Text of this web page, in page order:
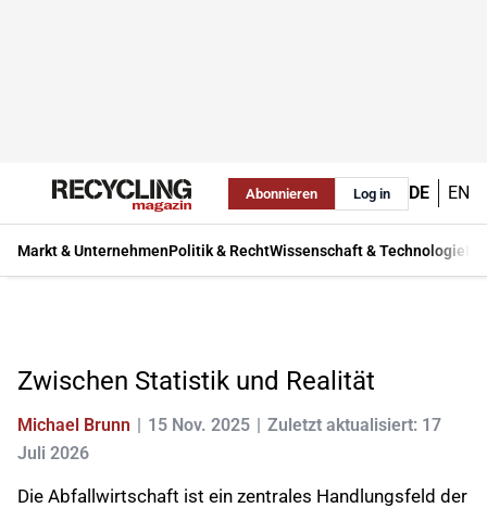
Abonnieren Log in DE EN
Markt & UnternehmenPolitik & RechtWissenschaft & Technologie
Zwischen Statistik und Realität
Michael Brunn 15 Nov. 2025
Zuletzt aktualisiert: 17
Juli 2026
Die Abfallwirtschaft ist ein zentrales Handlungsfeld der